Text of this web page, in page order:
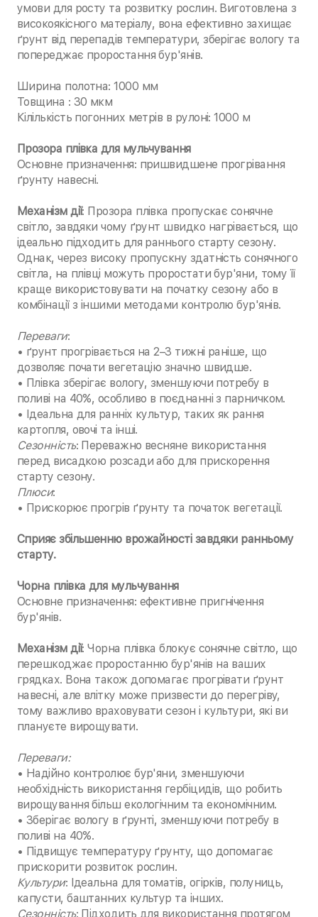
умови для росту та розвитку рослин. Виготовлена з
високоякісного матеріалу, вона ефективно захищає
ґрунт від перепадів температури, зберігає вологу та
попереджає проростання бур'янів.
Ширина полотна: 1000 мм
Товщина : 30 мкм
Кілількість погонних метрів в рулоні: 1000 м
Прозора плівка для мульчування
Основне призначення: пришвидшене прогрівання
ґрунту навесні.
Механізм дії: Прозора плівка пропускає сонячне
світло, завдяки чому ґрунт швидко нагрівається, що
ідеально підходить для раннього старту сезону.
Однак, через високу пропускну здатність сонячного
світла, на плівці можуть проростати бур'яни, тому її
краще використовувати на початку сезону або в
комбінації з іншими методами контролю бур'янів.
Переваги:
• ґрунт прогрівається на 2–3 тижні раніше, що
дозволяє почати вегетацію значно швидше.
• Плівка зберігає вологу, зменшуючи потребу в
поливі на 40%, особливо в поєднанні з парничком.
• Ідеальна для ранніх культур, таких як рання
картопля, овочі та інші.
Сезонність: Переважно весняне використання
перед висадкою розсади або для прискорення
старту сезону.
Плюси:
• Прискорює прогрів ґрунту та початок вегетації.
Сприяє збільшенню врожайності завдяки ранньому
старту.
Чорна плівка для мульчування
Основне призначення: ефективне пригнічення
бур'янів.
Механізм дії: Чорна плівка блокує сонячне світло, що
перешкоджає проростанню бур'янів на ваших
грядках. Вона також допомагає прогрівати ґрунт
навесні, але влітку може призвести до перегріву,
тому важливо враховувати сезон і культури, які ви
плануєте вирощувати.
Переваги:
• Надійно контролює бур'яни, зменшуючи
необхідність використання гербіцидів, що робить
вирощування більш екологічним та економічним.
• Зберігає вологу в ґрунті, зменшуючи потребу в
поливі на 40%.
• Підвищує температуру ґрунту, що допомагає
прискорити розвиток рослин.
Культури: Ідеальна для томатів, огірків, полуниць,
капусти, баштанних культур та інших.
Сезонність: Підходить для використання протягом